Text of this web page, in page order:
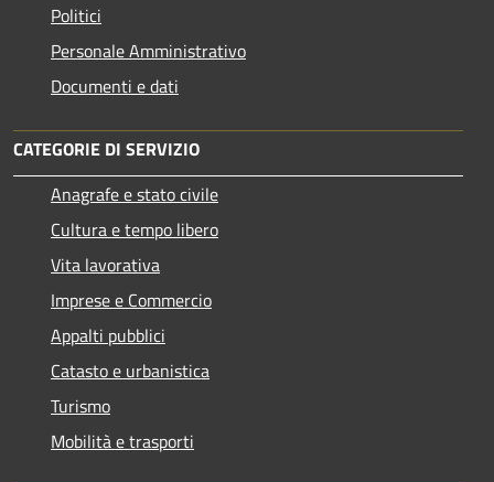
Politici
Personale Amministrativo
Documenti e dati
CATEGORIE DI SERVIZIO
Anagrafe e stato civile
Cultura e tempo libero
Vita lavorativa
Imprese e Commercio
Appalti pubblici
Catasto e urbanistica
Turismo
Mobilità e trasporti